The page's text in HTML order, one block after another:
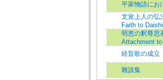
平家物語にお
文覚上人の弘
Faith to
明恵の釈尊思
Attachment
経旨歌の成立
雜談集